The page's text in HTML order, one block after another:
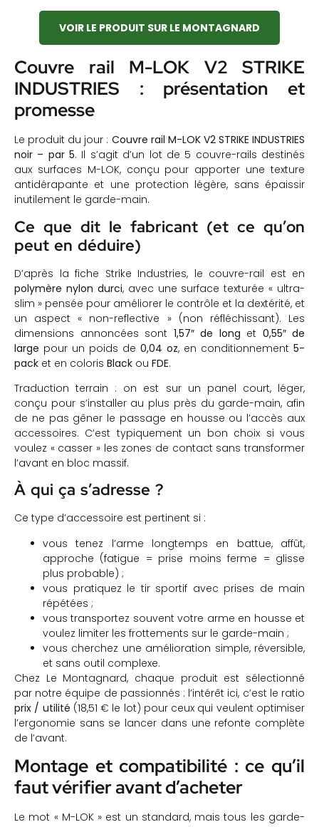
VOIR LE PRODUIT SUR LE MONTAGNARD
Couvre rail M-LOK V2 STRIKE
INDUSTRIES : présentation et
promesse
Le produit du jour : Couvre rail M-LOK V2 STRIKE INDUSTRIES
noir – par 5. Il s’agit d’un lot de 5 couvre-rails destinés
aux surfaces M-LOK, conçu pour apporter une texture
antidérapante et une protection légère, sans épaissir
inutilement le garde-main.
Ce que dit le fabricant (et ce qu’on
peut en déduire)
D’après la fiche Strike Industries, le couvre-rail est en
polymère nylon durci, avec une surface texturée « ultra-
slim » pensée pour améliorer le contrôle et la dextérité, et
un aspect « non-reflective » (non réfléchissant). Les
dimensions annoncées sont 1,57″ de long et 0,55″ de
large pour un poids de 0,04 oz, en conditionnement 5-
pack et en coloris Black ou FDE.
Traduction terrain : on est sur un panel court, léger,
conçu pour s’installer au plus près du garde-main, afin
de ne pas gêner le passage en housse ou l’accès aux
accessoires. C’est typiquement un bon choix si vous
voulez « casser » les zones de contact sans transformer
l’avant en bloc massif.
À qui ça s’adresse ?
Ce type d’accessoire est pertinent si :
vous tenez l’arme longtemps en battue, affût,
approche (fatigue = prise moins ferme = glisse
plus probable) ;
vous pratiquez le tir sportif avec prises de main
répétées ;
vous transportez souvent votre arme en housse et
voulez limiter les frottements sur le garde-main ;
vous cherchez une amélioration simple, réversible,
et sans outil complexe.
Chez Le Montagnard, chaque produit est sélectionné
par notre équipe de passionnés : l’intérêt ici, c’est le ratio
prix / utilité (18,51 € le lot) pour ceux qui veulent optimiser
l’ergonomie sans se lancer dans une refonte complète
de l’avant.
Montage et compatibilité : ce qu’il
faut vérifier avant d’acheter
Le mot « M-LOK » est un standard, mais tous les garde-